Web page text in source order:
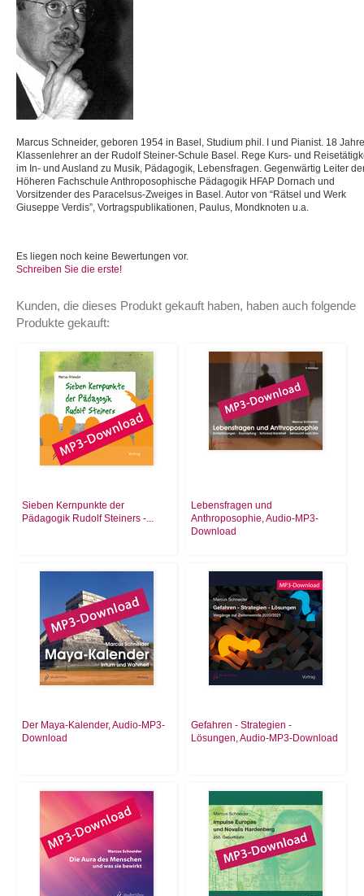
Marcus Schneider, geboren 1954 in Basel, Studium phil. I und Pianist. 18 Jahre
Klassenlehrer an der Rudolf Steiner-Schule Basel. Rege Kurs- und
im In- und Ausland zu Musik, Pädagogik, Lebensfragen. Gegenwärtig Leiter
Höheren Fachschule Anthroposophische Pädagogik HFAP Dornach und
Vorsitzender des Paracelsus-Zweiges in Basel. Autor von “Rätsel und Werk
Giuseppe Verdis”, Vortragspublikationen, Paulus, Mondknoten u.a.
Es liegen noch keine Bewertungen vor.
Schreiben Sie die erste!
Kunden, die dieses Produkt gekauft haben, haben auch folgende
Produkte gekauft:
Sieben Kernpunkte der
Pädagogik Rudolf Steiners -...
Lebensfragen und
Anthroposophie, Audio-MP3-
Download
Der Maya-Kalender, Audio-MP3-
Download
Gefahren - Strategien -
Lösungen, Audio-MP3-Download